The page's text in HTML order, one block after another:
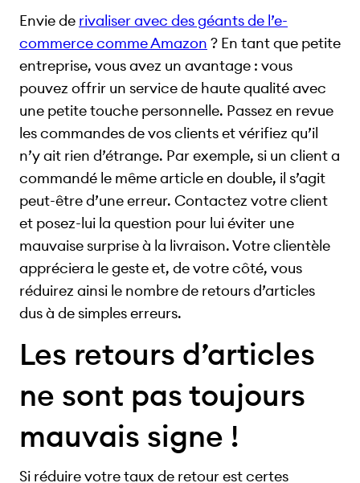
Envie de rivaliser avec des géants de l’e-
commerce comme Amazon ? En tant que petite
entreprise, vous avez un avantage : vous
pouvez offrir un service de haute qualité avec
une petite touche personnelle. Passez en revue
les commandes de vos clients et vérifiez qu’il
n’y ait rien d’étrange. Par exemple, si un client a
commandé le même article en double, il s’agit
peut-être d’une erreur. Contactez votre client
et posez-lui la question pour lui éviter une
mauvaise surprise à la livraison. Votre clientèle
appréciera le geste et, de votre côté, vous
réduirez ainsi le nombre de retours d’articles
dus à de simples erreurs.
Les retours d’articles
ne sont pas toujours
mauvais signe !
Si réduire votre taux de retour est certes